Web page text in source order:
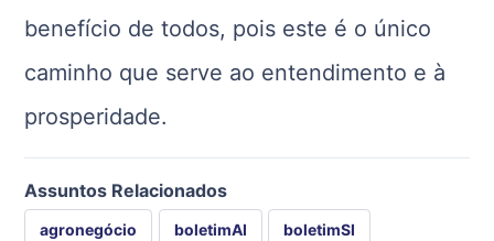
benefício de todos, pois este é o único
caminho que serve ao entendimento e à
prosperidade.
Assuntos Relacionados
agronegócio boletimAI boletimSI